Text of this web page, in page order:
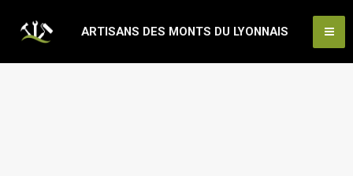
ARTISANS DES MONTS DU LYONNAIS